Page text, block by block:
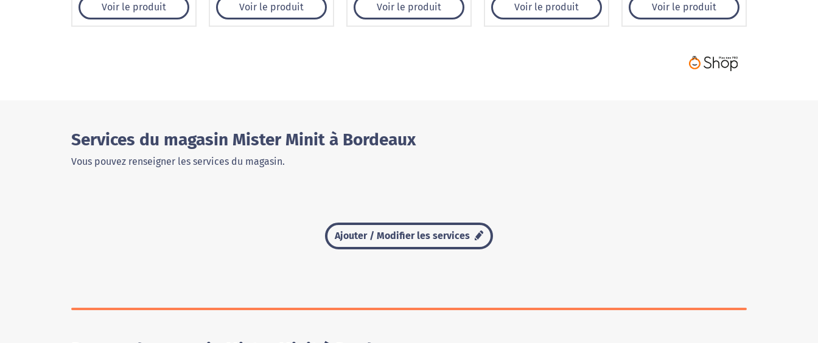
Voir le produit Voir le produit Voir le produit Voir le produit Voir le produit
Services du magasin Mister Minit à Bordeaux
Vous pouvez renseigner les services du magasin.
Ajouter / Modifier les services